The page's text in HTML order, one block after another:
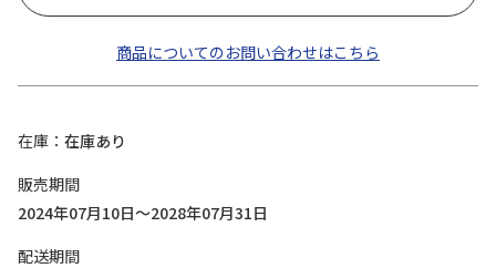
商品についてのお問い合わせはこちら
在庫
在庫あり
販売期間
2024年07月10日～2028年07月31日
配送期間